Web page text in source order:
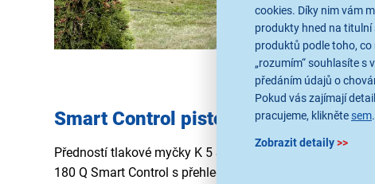
cookies. Díky nim vám
produkty hned na
produktů podle toho,
„rozumím“ souhlasíte s
předáním údajů o
Pokud vás zajímají
pracujeme, klikněte sem.
Zobrazit detaily>>
Smart Control pistole s režimem
Předností tlakové myčky K 5 Smart Control Flex je
180 Q Smart Control s přehledným